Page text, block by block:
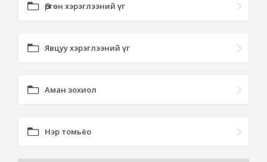
Өргөн хэрэглээний үг
Явцуу хэрэглээний үг
Аман зохиол
Нэр томьёо